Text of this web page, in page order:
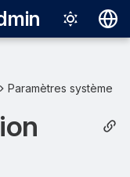
English
Paramètres système